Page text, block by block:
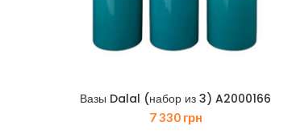
Вазы Dalal (набор из 3) A2000166
7 330 грн